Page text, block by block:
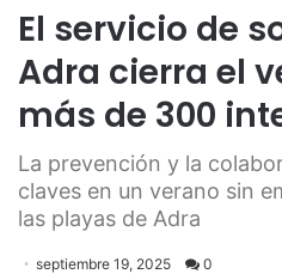
El servicio de
Adra cierra el
más de 300
La prevención y la
claves en un verano sin
las playas de Adra
septiembre 19, 2025 0